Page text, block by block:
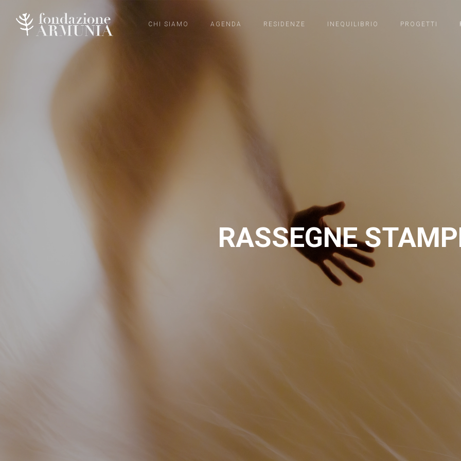
CHI SIAMO AGENDA RESIDENZE INEQUILIBRIO PROGETTI
RASSEGNE